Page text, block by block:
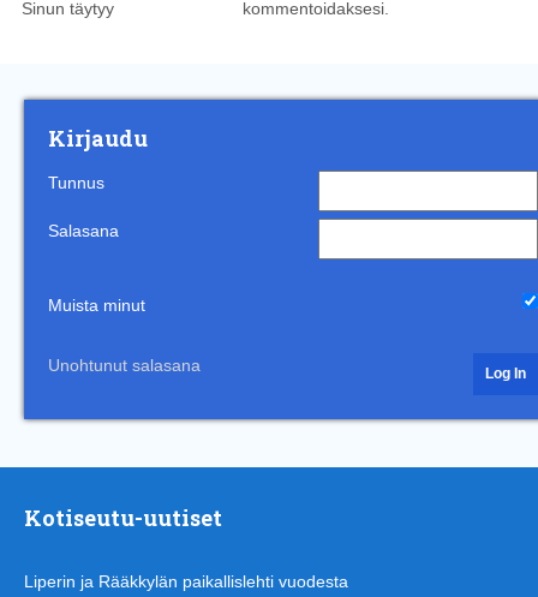
Sinun täytyy kommentoidaksesi.
Kirjaudu
Tunnus
Salasana
Muista minut
Unohtunut salasana
Kotiseutu-uutiset
Liperin ja Rääkkylän paikallislehti vuodesta